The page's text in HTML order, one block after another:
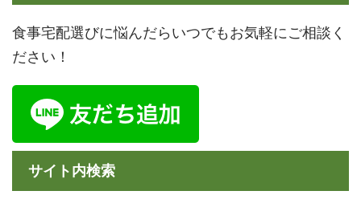
食事宅配選びに悩んだらいつでもお気軽にご相談く
ださい！
サイト内検索